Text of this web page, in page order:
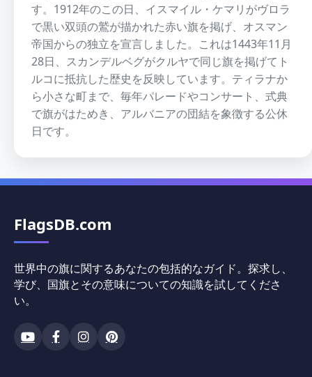
す。1912年のこの日、イスマイル・ケマリがヴロラ
で黒い双頭の鷲が描かれた赤い旗を掲げ、オスマン
帝国からの独立を宣言しました。これは1443年11月
28日、スカンデルベグがクルヤで同じ旗を掲げてト
ルコに抵抗した歴史を反映しています。ティラナか
ら小さな町まで、毎年パレードやコンサート、式典
で旗がはためき、アルバニアの団結を象徴する公休
日です。
FlagsDB.com
世界中の旗に関するあなたの包括的なガイド。探求し、
学び、国旗とその意味についての知識を試してくださ
い。